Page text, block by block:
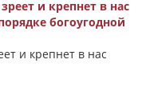
и крепнет в нас
богоугодной
и крепнет в нас